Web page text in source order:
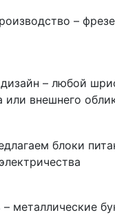
–
– любой
или внешнего
блоки
– металлические